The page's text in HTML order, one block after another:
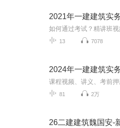
2021年一建建筑实
13 7078
81 2万